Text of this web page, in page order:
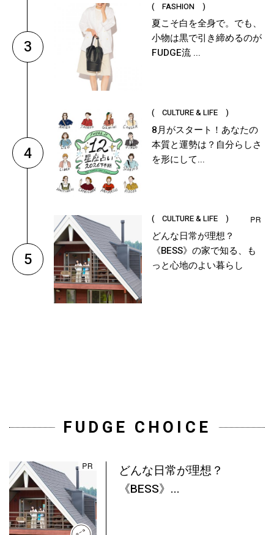
3
( FASHION )
夏こそ白を全身で。でも、
小物は黒で引き締めるのが
FUDGE流 ...
4
( CULTURE & LIFE )
8月がスタート！あなたの
本質と運勢は？自分らしさ
を形にして...
5
( CULTURE & LIFE )
どんな日常が理想？
《BESS》の家で知る、も
っと心地のよい暮らし
FUDGE CHOICE
どんな日常が理想？
《BESS》...